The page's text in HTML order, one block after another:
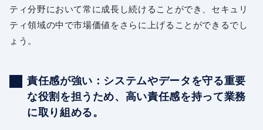
ティ分野において常に成長し続けることができ、セキュリ
ティ領域の中で市場価値をさらに上げることができるでし
ょう。
責任感が強い：システムやデータを守る重要
な役割を担うため、高い責任感を持って業務
に取り組める。